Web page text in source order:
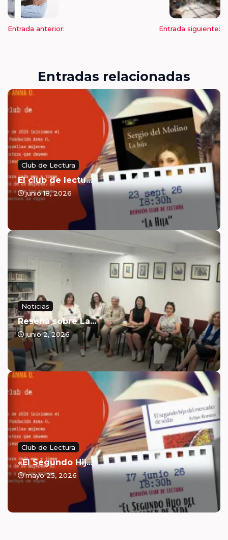
Entrada anterior: Entrada siguiente:
Entradas relacionadas
Club de Lectura
El club de lectu...
junio 18, 2026
Noticias
Reseña sobre La...
junio 2, 2026
Club de Lectura
«El Segundo Hij...
mayo 25, 2026